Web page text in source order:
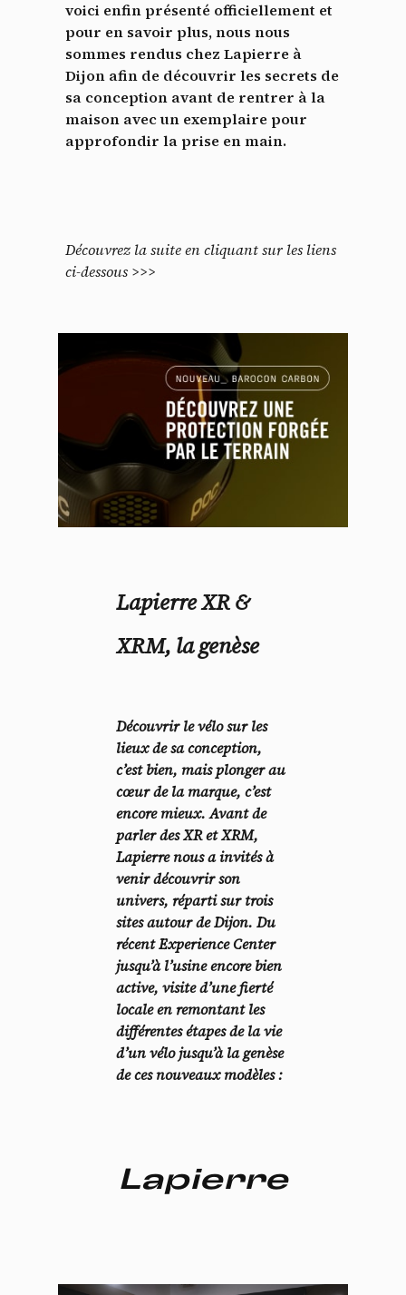
voici enfin présenté officiellement et
pour en savoir plus, nous nous
sommes rendus chez Lapierre à
Dijon afin de découvrir les secrets de
sa conception avant de rentrer à la
maison avec un exemplaire pour
approfondir la prise en main.
Découvrez la suite en cliquant sur les liens
ci-dessous >>>
Lapierre XR &
XRM, la genèse
Découvrir le vélo sur les
lieux de sa conception,
c’est bien, mais plonger au
cœur de la marque, c’est
encore mieux. Avant de
parler des XR et XRM,
Lapierre nous a invités à
venir découvrir son
univers, réparti sur trois
sites autour de Dijon. Du
récent Experience Center
jusqu’à l’usine encore bien
active, visite d’une fierté
locale en remontant les
différentes étapes de la vie
d’un vélo jusqu’à la genèse
de ces nouveaux modèles :
Lapierre